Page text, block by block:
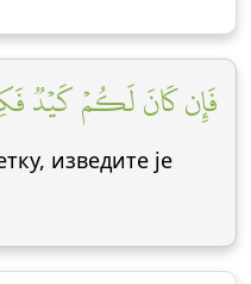
فَإِن كَانَ لَكُمۡ كَيۡدٞ
изведите је